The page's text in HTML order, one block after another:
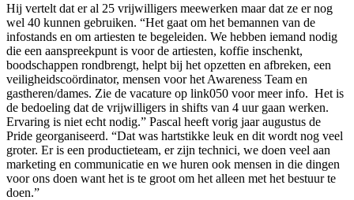
Hij vertelt dat er al 25 vrijwilligers meewerken maar dat ze er nog
wel 40 kunnen gebruiken. “Het gaat om het bemannen van de
infostands en om artiesten te begeleiden. We hebben iemand nodig
die een aanspreekpunt is voor de artiesten, koffie inschenkt,
boodschappen rondbrengt, helpt bij het opzetten en afbreken, een
veiligheidscoördinator, mensen voor het Awareness Team en
gastheren/dames. Zie de vacature op link050 voor meer info. Het is
de bedoeling dat de vrijwilligers in shifts van 4 uur gaan werken.
Ervaring is niet echt nodig.” Pascal heeft vorig jaar augustus de
Pride georganiseerd. “Dat was hartstikke leuk en dit wordt nog veel
groter. Er is een productieteam, er zijn technici, we doen veel aan
marketing en communicatie en we huren ook mensen in die dingen
voor ons doen want het is te groot om het alleen met het bestuur te
doen.”